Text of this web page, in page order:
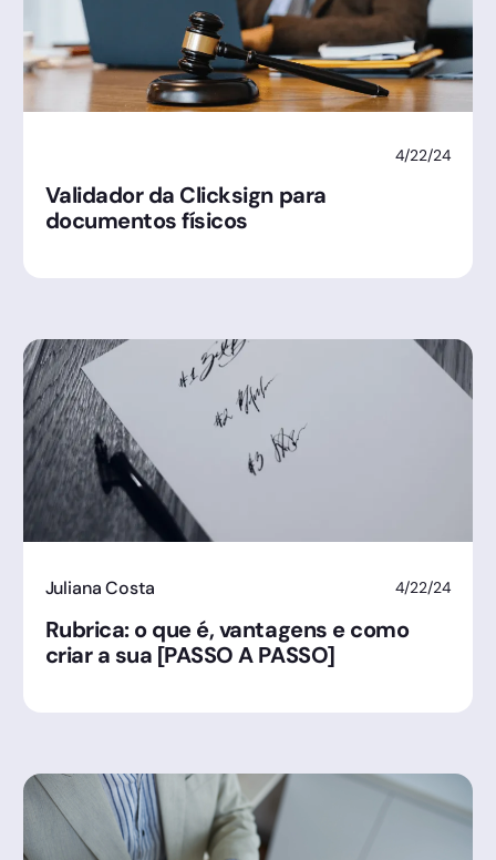
4/22/24
Validador da Clicksign para
documentos físicos
Juliana Costa 4/22/24
Rubrica: o que é, vantagens e como
criar a sua [PASSO A PASSO]